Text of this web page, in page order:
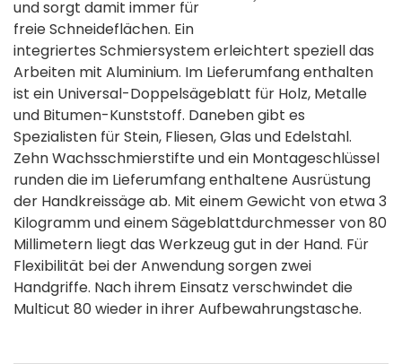
und sorgt damit immer für
freie Schneideflächen. Ein
integriertes Schmiersystem erleichtert speziell das
Arbeiten mit Aluminium. Im Lieferumfang enthalten
ist ein Universal-Doppelsägeblatt für Holz, Metalle
und Bitumen-Kunststoff. Daneben gibt es
Spezialisten für Stein, Fliesen, Glas und Edelstahl.
Zehn Wachsschmierstifte und ein Montageschlüssel
runden die im Lieferumfang enthaltene Ausrüstung
der Handkreissäge ab. Mit einem Gewicht von etwa 3
Kilogramm und einem Sägeblattdurchmesser von 80
Millimetern liegt das Werkzeug gut in der Hand. Für
Flexibilität bei der Anwendung sorgen zwei
Handgriffe. Nach ihrem Einsatz verschwindet die
Multicut 80 wieder in ihrer Aufbewahrungstasche.